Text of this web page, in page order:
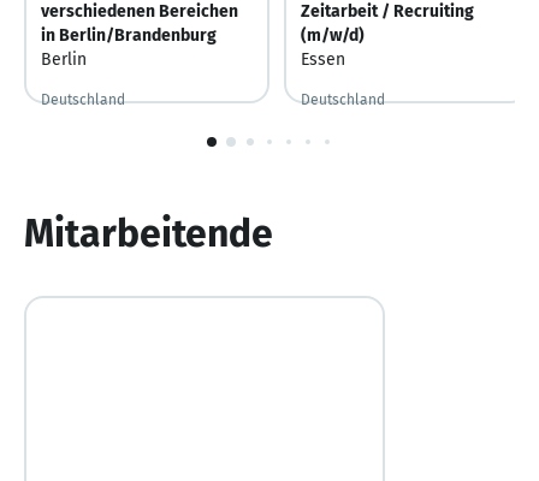
verschiedenen Bereichen
in Berlin/Brandenburg
Berlin
Deutschland
Zeitarbeit / Recruiting
(m/w/d)
Essen
Deutschland
Mitarbeitende